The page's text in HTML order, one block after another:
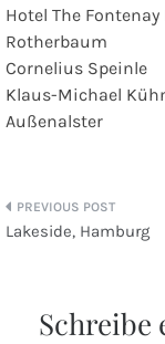
Hotel The
Rotherbaum
Cornelius Speinle
Klaus-Michael
Außenalster
Lakeside, Hamburg
Schreibe